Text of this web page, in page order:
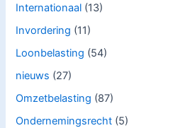
Internationaal (13)
Invordering (11)
Loonbelasting (54)
nieuws (27)
Omzetbelasting (87)
Ondernemingsrecht (5)